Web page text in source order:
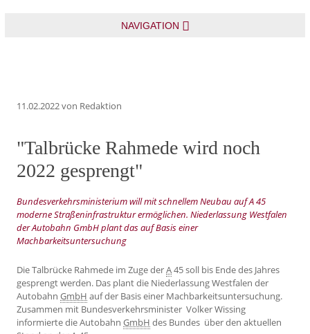
NAVIGATION
11.02.2022von Redaktion
"Talbrücke Rahmede wird noch
2022 gesprengt"
Bundesverkehrsministerium will mit schnellem Neubau auf A 45
moderne Straßeninfrastruktur ermöglichen. Niederlassung Westfalen
der Autobahn GmbH plant das auf Basis einer
Machbarkeitsuntersuchung
Die Talbrücke Rahmede im Zuge derA45 soll bis Ende des Jahres
gesprengt werden. Das plant die Niederlassung Westfalen der
Autobahn GmbH auf der Basis einer Machbarkeitsuntersuchung.
Zusammen mit Bundesverkehrsminister Volker Wissing
informierte die Autobahn GmbH des Bundes über den aktuellen